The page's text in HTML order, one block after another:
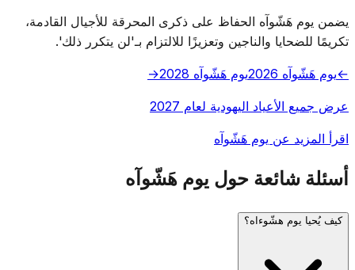
يضمن يوم هَشّوآه الحفاظ على ذكرى المحرقة للأجيال القادمة،
تكريمًا للضحايا والناجين وتعزيزًا للالتزام بـ'لن يتكرر ذلك'.
←يوم هَشّوآه 2026 يوم هَشّوآه 2028 →
عرض جميع الأعياد اليهودية لعام 2027
اقرأ المزيد عن يوم هَشّوآه
أسئلة شائعة حول يوم هَشّوآه
كيف يُحيا يوم هشّوءاه؟